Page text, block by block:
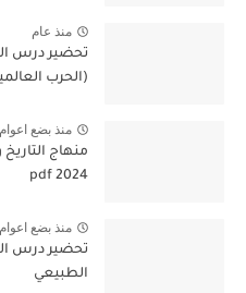
منذ عام
تحضير درس
(الحرب العالمية
منذ بضع اعوام
2024 pdf
منذ بضع اعوام
تحضير درس
الطبيعي